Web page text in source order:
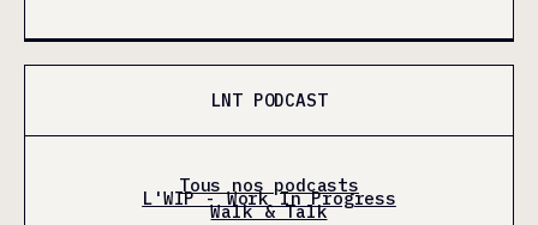
LNT PODCAST
Tous nos podcasts
L'WIP - Work In Progress
Walk & Talk